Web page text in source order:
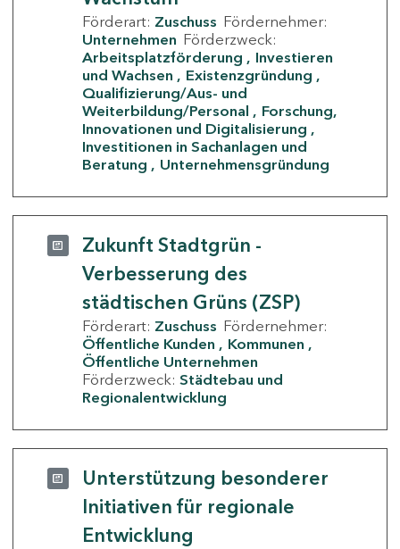
Förderart: Zuschuss Fördernehmer:
Unternehmen Förderzweck:
Arbeitsplatzförderung
Investieren
und Wachsen
Existenzgründung
Qualifizierung/Aus- und
Weiterbildung/Personal
Forschung,
Innovationen und Digitalisierung
Investitionen in Sachanlagen und
Beratung
Unternehmensgründung
Zukunft Stadtgrün -
Verbesserung des
städtischen Grüns (ZSP)
Förderart: Zuschuss Fördernehmer:
Öffentliche Kunden
Kommunen
Öffentliche Unternehmen
Förderzweck: Städtebau und
Regionalentwicklung
Unterstützung besonderer
Initiativen für regionale
Entwicklung